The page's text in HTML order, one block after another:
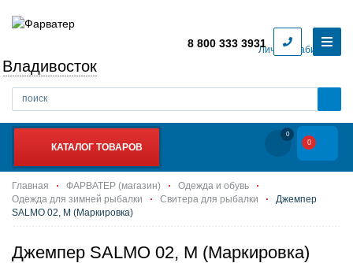
Личный кабинет
Владивосток
8 800 333 3931
КАТАЛОГ ТОВАРОВ
0
0
Главная ФАРВАТЕР (магазин)
Одежда и обувь
Одежда для зимней рыбалки
Свитера для рыбалки
Джемпер
SALMO 02, M (Маркировка)
Джемпер SALMO 02, M (Маркировка)